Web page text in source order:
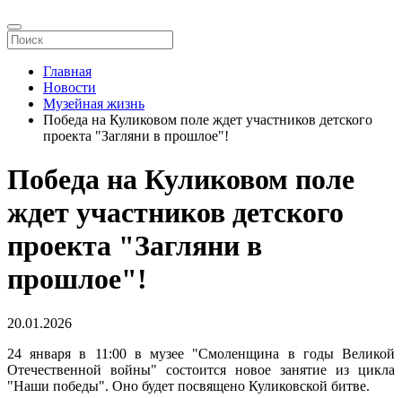
Главная
Новости
Музейная жизнь
Победа на Куликовом поле ждет участников детского
проекта "Загляни в прошлое"!
Победа на Куликовом поле
ждет участников детского
проекта "Загляни в
прошлое"!
20.01.2026
24 января в 11:00 в музее "Смоленщина в годы Великой
Отечественной войны" состоится новое занятие из цикла
"Наши победы". Оно будет посвящено Куликовской битве.